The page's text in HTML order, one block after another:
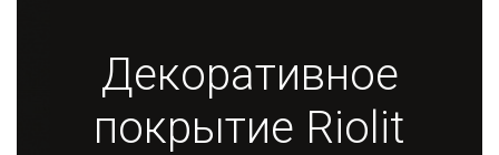
Декоративное
покрытие Riolit